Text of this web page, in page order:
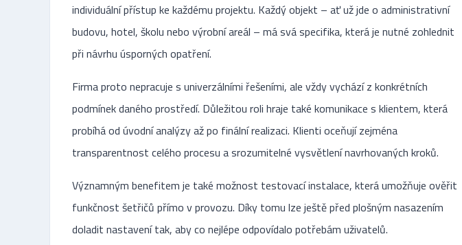
individuální přístup ke každému projektu. Každý objekt – ať už jde o administrativní
budovu, hotel, školu nebo výrobní areál – má svá specifika, která je nutné zohlednit
při návrhu úsporných opatření.
Firma proto nepracuje s univerzálními řešeními, ale vždy vychází z konkrétních
podmínek daného prostředí. Důležitou roli hraje také komunikace s klientem, která
probíhá od úvodní analýzy až po finální realizaci. Klienti oceňují zejména
transparentnost celého procesu a srozumitelné vysvětlení navrhovaných kroků.
Významným benefitem je také možnost testovací instalace, která umožňuje ověřit
funkčnost šetřičů přímo v provozu. Díky tomu lze ještě před plošným nasazením
doladit nastavení tak, aby co nejlépe odpovídalo potřebám uživatelů.